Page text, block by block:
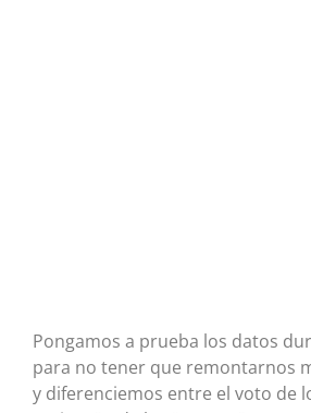
Pongamos a prueba los datos
para no tener que remontarnos
y diferenciemos entre el voto de